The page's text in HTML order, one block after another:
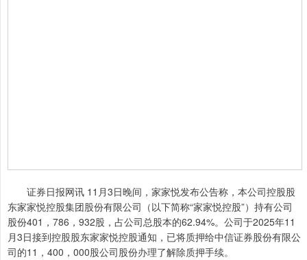
证券日报网讯 11月3日晚间，家家悦发布公告称，本公司控股股
东家家悦控股集团股份有限公司（以下简称“家家悦控股”）持有公司
股份401，786，932股，占公司总股本的62.94%。公司于2025年11
月3日接到控股股东家家悦控股通知，已将质押给中信证券股份有限公
司的11，400，000股公司股份办理了解除质押手续。